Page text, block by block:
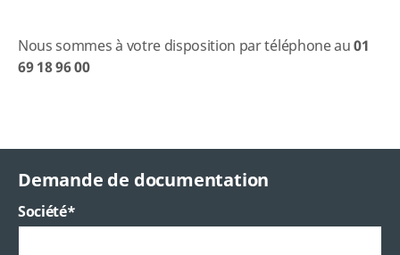
Nous sommes à votre disposition par téléphone au01
69 18 96 00
Demande de documentation
Société*